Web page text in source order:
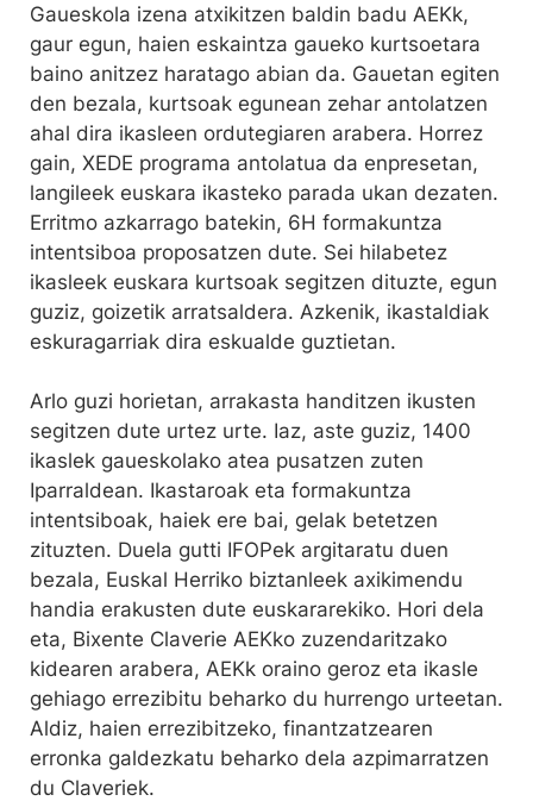
Gaueskola izena atxikitzen baldin badu AEKk,
gaur egun, haien eskaintza gaueko kurtsoetara
baino anitzez haratago abian da. Gauetan egiten
den bezala, kurtsoak egunean zehar antolatzen
ahal dira ikasleen ordutegiaren arabera. Horrez
gain, XEDE programa antolatua da enpresetan,
langileek euskara ikasteko parada ukan dezaten.
Erritmo azkarrago batekin, 6H formakuntza
intentsiboa proposatzen dute. Sei hilabetez
ikasleek euskara kurtsoak segitzen dituzte, egun
guziz, goizetik arratsaldera. Azkenik, ikastaldiak
eskuragarriak dira eskualde guztietan.
Arlo guzi horietan, arrakasta handitzen ikusten
segitzen dute urtez urte. Iaz, aste guziz, 1400
ikaslek gaueskolako atea pusatzen zuten
Iparraldean. Ikastaroak eta formakuntza
intentsiboak, haiek ere bai, gelak betetzen
zituzten. Duela gutti IFOPek argitaratu duen
bezala, Euskal Herriko biztanleek axikimendu
handia erakusten dute euskararekiko. Hori dela
eta, Bixente Claverie AEKko zuzendaritzako
kidearen arabera, AEKk oraino geroz eta ikasle
gehiago errezibitu beharko du hurrengo urteetan.
Aldiz, haien errezibitzeko, finantzatzearen
erronka galdezkatu beharko dela azpimarratzen
du Claveriek.